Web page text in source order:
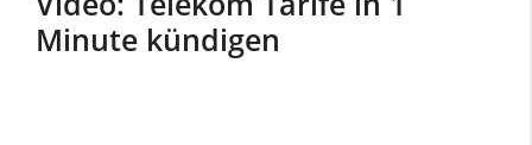
Minute kündigen